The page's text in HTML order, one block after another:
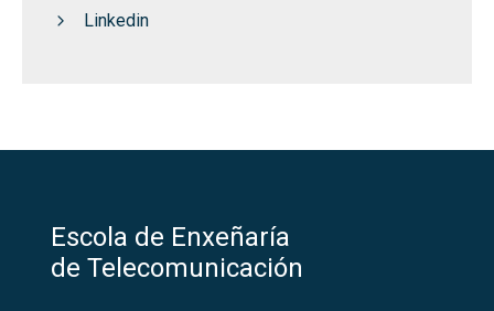
Linkedin
Escola de Enxeñaría
de Telecomunicación